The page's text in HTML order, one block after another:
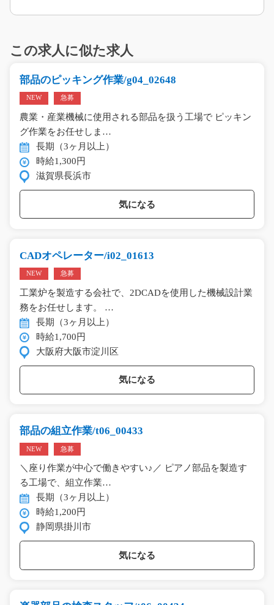
この求人に似た求人
部品のピッキング作業/g04_02648
NEW 急募
農業・産業機械に使用される部品を扱う工場で ピッキン
グ作業をお任せしま…
長期（3ヶ月以上）
時給1,300円
滋賀県長浜市
気になる
CADオペレーター/i02_01613
NEW 急募
工業炉を製造する会社で、2DCADを使用した機械設計業
務をお任せします。 …
長期（3ヶ月以上）
時給1,700円
大阪府大阪市淀川区
気になる
部品の組立作業/t06_00433
NEW 急募
＼座り作業が中心で働きやすい♪／ ピアノ部品を製造す
る工場で、組立作業…
長期（3ヶ月以上）
時給1,200円
静岡県掛川市
気になる